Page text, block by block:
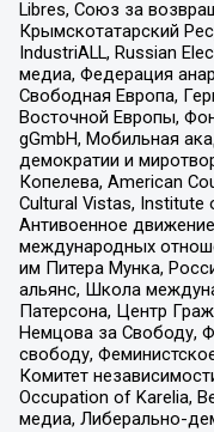
Libres, Союз за
Крымскотатарский
IndustriALL, Russian
медиа, Федерация
Свободная Европа,
Восточной Европы,
gGmbH, Мобильная
демократии и
Копелева, American
Cultural Vistas, Institute
Антивоенное
международных
им Питера Мунка,
альянс, Школа
Патерсона, Центр
Немцова за Свободу,
свободу,
Комитет
Occupation of Karelia,
медиа, Либерально-